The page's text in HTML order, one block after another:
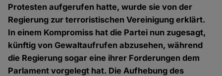
Protesten aufgerufen hatte, wurde sie von der
Regierung zur terroristischen Vereinigung erklärt.
In einem Kompromiss hat die Partei nun zugesagt,
künftig von Gewaltaufrufen abzusehen, während
die Regierung sogar eine ihrer Forderungen dem
Parlament vorgelegt hat. Die Aufhebung des